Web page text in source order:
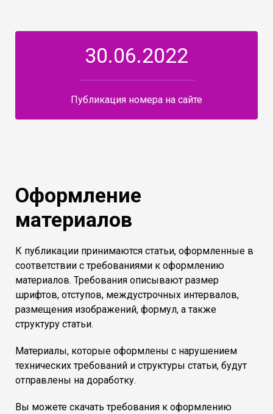
30.06.2022
Публикация номера на сайте
Оформление
материалов
К публикации принимаются статьи, оформленные в
соответствии с требованиями к оформлению
материалов. Требования описывают размер
шрифтов, отступов, междустрочных интервалов,
размещения изображений, формул, а также
структуру статьи.
Материалы, которые оформлены с нарушением
технических требований и структуры статьи, будут
отправлены на доработку.
Вы можете скачать требования к оформлению